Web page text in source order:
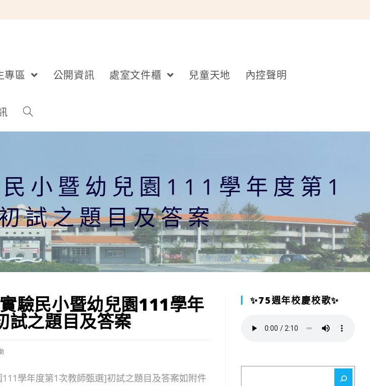
專區 公開資訊 處室文件櫃 兒童天地 內控聲明
小暨幼兒園111學年度第1
試之題目及答案
驗民小暨幼兒園111學年
試之題目及答案
學年度第1次教師甄選]初試之題目及答案如附件
✨75週年校慶校歌✨